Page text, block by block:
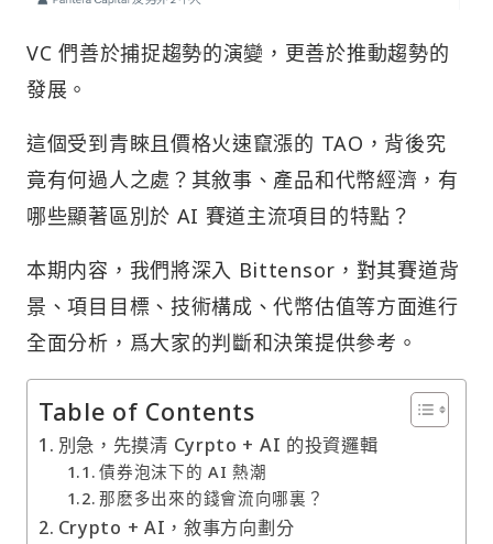
VC 們善於捕捉趨勢的演變，更善於推動趨勢的
發展。
這個受到青睞且價格火速竄漲的 TAO，背後究
竟有何過人之處？其敘事、產品和代幣經濟，有
哪些顯著區別於 AI 賽道主流項目的特點？
本期内容，我們將深入 Bittensor，對其賽道背
景、項目目標、技術構成、代幣估值等方面進行
全面分析，爲大家的判斷和決策提供參考。
Table of Contents
別急，先摸清 Cyrpto + AI 的投資邏輯
債券泡沫下的 AI 熱潮
那麽多出來的錢會流向哪裏？
Crypto + AI，敘事方向劃分